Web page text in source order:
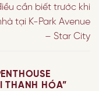
cần biết trước khi
tại K-Park Avenue
– Star City
THANH HÓA”